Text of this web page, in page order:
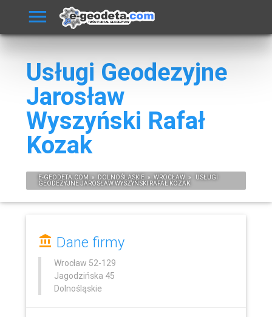
Usługi Geodezyjne
Jarosław
Wyszyński Rafał
Kozak
E-GEODETA.COM » DOLNOŚLĄSKIE » WROCŁAW » USŁUGI
GEODEZYJNE JAROSŁAW WYSZYŃSKI RAFAŁ KOZAK
Dane firmy
Wrocław 52-129
Jagodzińska 45
Dolnośląskie